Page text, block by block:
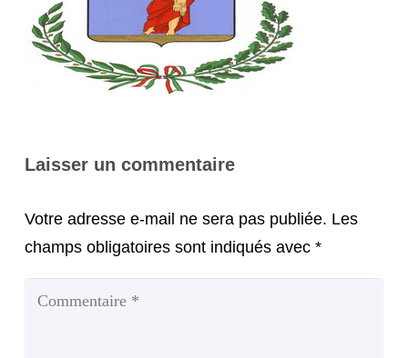
Laisser un commentaire
Votre adresse e-mail ne sera pas publiée. Les
champs obligatoires sont indiqués avec *